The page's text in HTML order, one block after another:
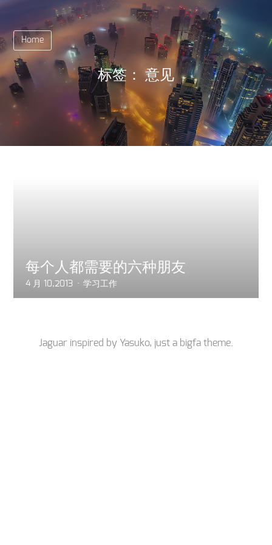
Home
标签：意见
每个人都需要的六种朋友
4 月 10,2013 学习工作
Jaguar inspired by Yasuko, just a bigfa theme.